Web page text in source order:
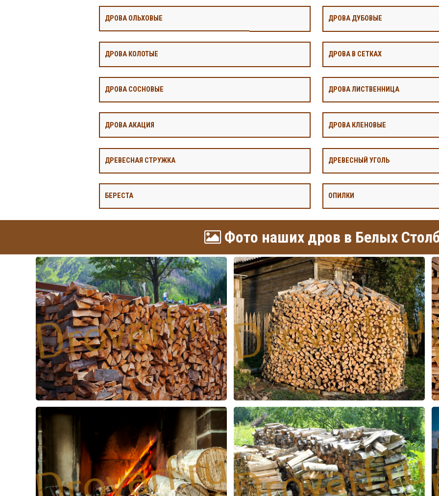
ДРОВА ОЛЬХОВЫЕ ДРОВА ДУБОВЫЕ
ДРОВА КОЛОТЫЕ ДРОВА В СЕТКАХ
ДРОВА СОСНОВЫЕ ДРОВА ЛИСТВЕННИЦА
ДРОВА АКАЦИЯ ДРОВА КЛЕНОВЫЕ
ДРЕВЕСНАЯ СТРУЖКА ДРЕВЕСНЫЙ УГОЛЬ
БЕРЕСТА ОПИЛКИ
Фото наших дров в Белых